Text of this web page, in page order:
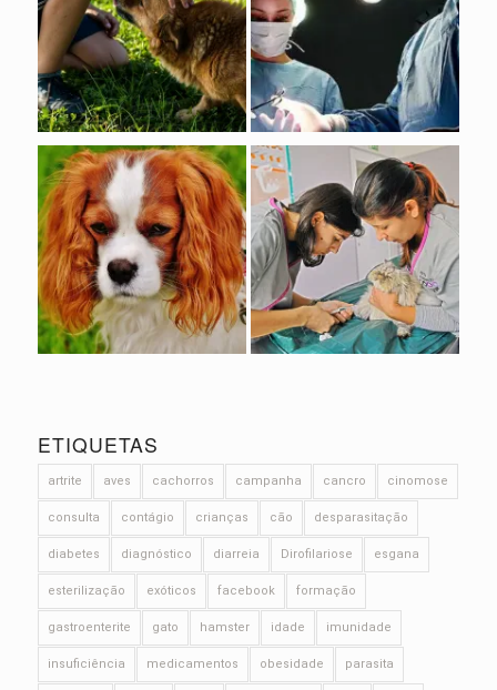
ETIQUETAS
artrite aves cachorros campanha cancro cinomose
consulta contágio crianças cão desparasitação
diabetes diagnóstico diarreia Dirofilariose esgana
esterilização exóticos facebook formação
gastroenterite gato hamster idade imunidade
insuficiência medicamentos obesidade parasita